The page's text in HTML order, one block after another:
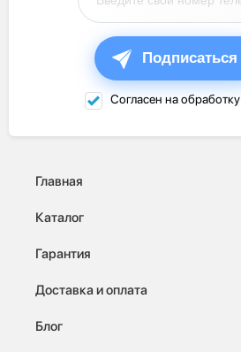
Подписаться
Согласен на обработку
Главная
Каталог
Гарантия
Доставка и оплата
Блог